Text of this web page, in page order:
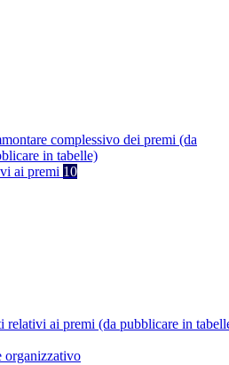
complessivo dei premi (da
in tabelle)
ai premi 10
relativi ai premi (da pubblicare in
organizzativo